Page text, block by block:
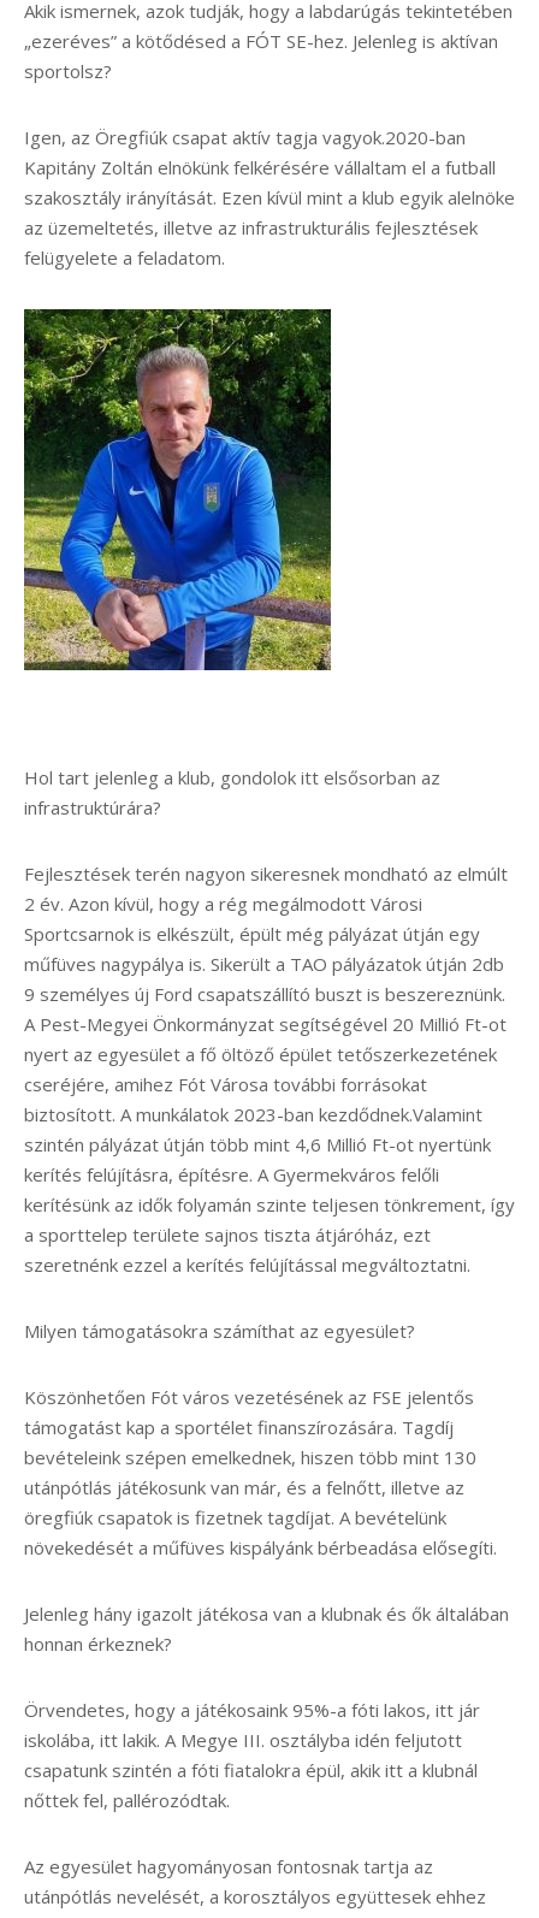
Akik ismernek, azok tudják, hogy a labdarúgás tekintetében
„ezeréves” a kötődésed a FÓT SE-hez. Jelenleg is aktívan
sportolsz?
Igen, az Öregfiúk csapat aktív tagja vagyok.2020-ban
Kapitány Zoltán elnökünk felkérésére vállaltam el a futball
szakosztály irányítását. Ezen kívül mint a klub egyik alelnöke
az üzemeltetés, illetve az infrastrukturális fejlesztések
felügyelete a feladatom.
Hol tart jelenleg a klub, gondolok itt elsősorban az
infrastruktúrára?
Fejlesztések terén nagyon sikeresnek mondható az elmúlt
2 év. Azon kívül, hogy a rég megálmodott Városi
Sportcsarnok is elkészült, épült még pályázat útján egy
műfüves nagypálya is. Sikerült a TAO pályázatok útján 2db
9 személyes új Ford csapatszállító buszt is beszereznünk.
A Pest-Megyei Önkormányzat segítségével 20 Millió Ft-ot
nyert az egyesület a fő öltöző épület tetőszerkezetének
cseréjére, amihez Fót Városa további forrásokat
biztosított. A munkálatok 2023-ban kezdődnek.Valamint
szintén pályázat útján több mint 4,6 Millió Ft-ot nyertünk
kerítés felújításra, építésre. A Gyermekváros felőli
kerítésünk az idők folyamán szinte teljesen tönkrement, így
a sporttelep területe sajnos tiszta átjáróház, ezt
szeretnénk ezzel a kerítés felújítással megváltoztatni.
Milyen támogatásokra számíthat az egyesület?
Köszönhetően Fót város vezetésének az FSE jelentős
támogatást kap a sportélet finanszírozására. Tagdíj
bevételeink szépen emelkednek, hiszen több mint 130
utánpótlás játékosunk van már, és a felnőtt, illetve az
öregfiúk csapatok is fizetnek tagdíjat. A bevételünk
növekedését a műfüves kispályánk bérbeadása elősegíti.
Jelenleg hány igazolt játékosa van a klubnak és ők általában
honnan érkeznek?
Örvendetes, hogy a játékosaink 95%-a fóti lakos, itt jár
iskolába, itt lakik. A Megye III. osztályba idén feljutott
csapatunk szintén a fóti fiatalokra épül, akik itt a klubnál
nőttek fel, pallérozódtak.
Az egyesület hagyományosan fontosnak tartja az
utánpótlás nevelését, a korosztályos együttesek ehhez